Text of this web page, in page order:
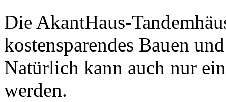
Die AkantHaus-
kostensparendes Bauen
Natürlich kann auch nur
werden.